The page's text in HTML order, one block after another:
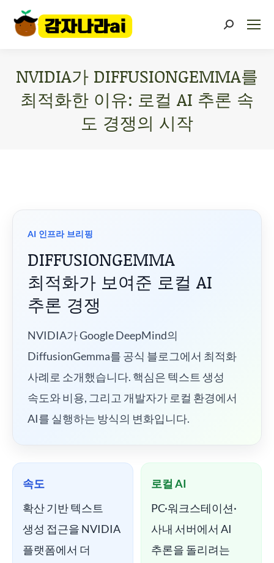
NVIDIA가 DIFFUSIONGEMMA를
최적화한 이유: 로컬 AI 추론 속
도 경쟁의 시작
AI 인프라 브리핑
DIFFUSIONGEMMA
최적화가 보여준 로컬 AI
추론 경쟁
NVIDIA가 Google DeepMind의
DiffusionGemma를 공식 블로그에서 최적화
사례로 소개했습니다. 핵심은 텍스트 생성
속도와 비용, 그리고 개발자가 로컬 환경에서
AI를 실행하는 방식의 변화입니다.
속도
확산 기반 텍스트
생성 접근을 NVIDIA
플랫폼에서 더
로컬 AI
PC·워크스테이션·
사내 서버에서 AI
추론을 돌리려는